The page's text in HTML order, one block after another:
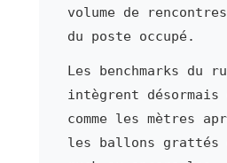
volume de
du poste occupé.
Les benchmarks du
intègrent désormais
comme les mètres
les ballons grattés